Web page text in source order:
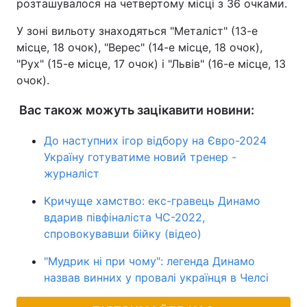
розташувалося на четвертому місці з 36 очками.
У зоні вильоту знаходяться "Металіст" (13-е
місце, 18 очок), "Верес" (14-е місце, 18 очок),
"Рух" (15-е місце, 17 очок) і "Львів" (16-е місце, 13
очок).
Вас також можуть зацікавити новини:
До наступних ігор відбору на Євро-2024
Україну готуватиме новий тренер -
журналіст
Кричуще хамство: екс-гравець Динамо
вдарив півфіналіста ЧС-2022,
спровокувавши бійку (відео)
"Мудрик ні при чому": легенда Динамо
назвав винних у провалі українця в Челсі